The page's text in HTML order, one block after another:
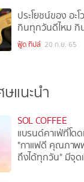
ประโยชน์ของ อะ
กินทุกวันดีไหม กิ
ฟู้ด ทิปส์ 20 ก.ย. 65
แนะนำ
SOL COFFEE
แบรนด์คาเฟ่ที่โด
"กาแฟดี คุณภาพพ
ถึงได้ทุกวัน" มีจุด